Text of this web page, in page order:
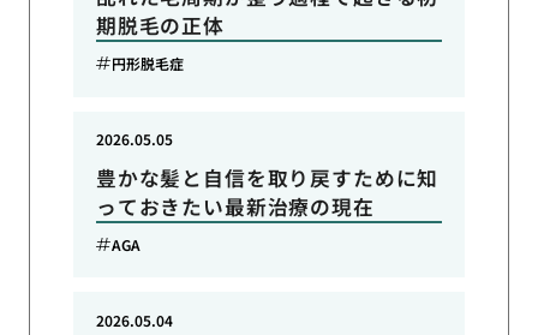
期脱毛の正体
円形脱毛症
豊かな髪と自信を取り戻すために知
っておきたい最新治療の現在
2026.05.05
AGA
2026.05.04